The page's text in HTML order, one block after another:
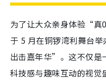
为了让大众亲身体验“
于 5 月在铜锣湾利舞台
出击嘉年华”。这不仅是
科技感与趣味互动的视觉